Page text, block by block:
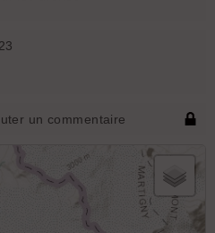
un commentaire